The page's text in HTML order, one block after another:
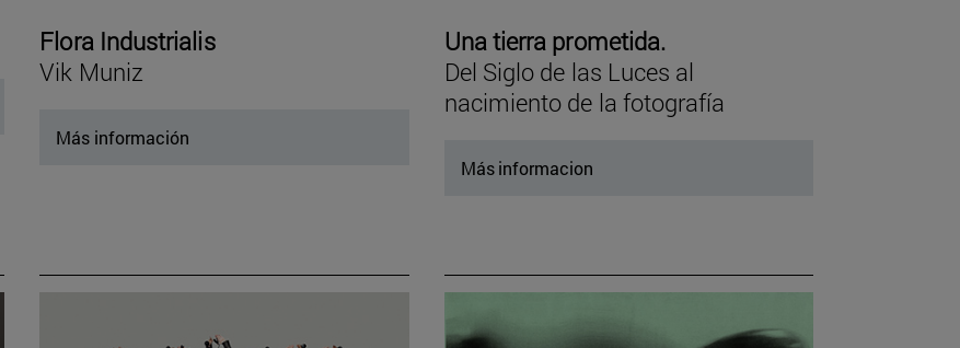
Flora Industrialis
Vik Muniz
Más información
Una tierra prometida.
Del Siglo de las Luces al
nacimiento de la fotografía
Más informacion